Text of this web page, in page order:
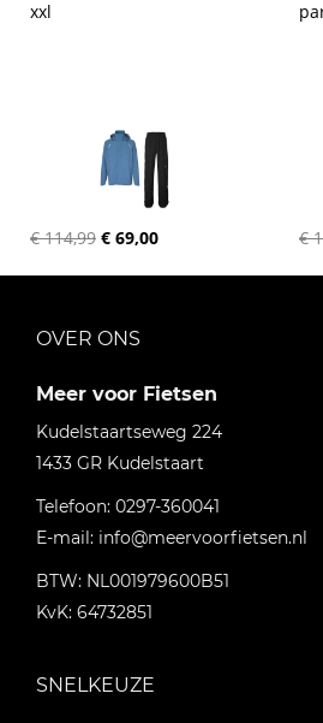
xxl
€ 114,99 € 69,00 €
OVER ONS
Meer voor Fietsen
Kudelstaartseweg 224
1433 GR Kudelstaart
Telefoon: 0297-360041
E-mail: info@meervoorfietsen.nl
BTW: NL001979600B51
KvK: 64732851
SNELKEUZE